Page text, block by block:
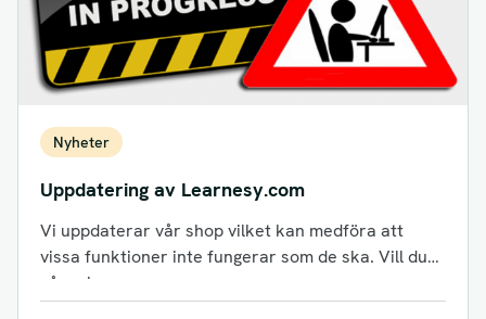
Nyheter
Uppdatering av Learnesy.com
Vi uppdaterar vår shop vilket kan medföra att
vissa funktioner inte fungerar som de ska. Vill du
gå en kurs...